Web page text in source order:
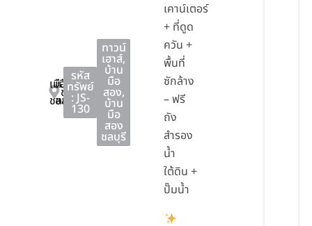
เมือง
ชลบุรี
เมือง
ชลบุรี
ชลบุรี
รหัส
ทรัพย์
: JS-
130
ทาวน์
เฮาส์,
บ้าน
มือ
สอง,
บ้าน
มือ
สอง
ชลบุรี
เคาน์เตอร์
+ ที่ดูด
ควัน +
พื้นที่
ซักล้าง
– ฟรี
ถัง
สำรอง
น้ำ
ใต้ดิน +
ปั๊มน้ำ